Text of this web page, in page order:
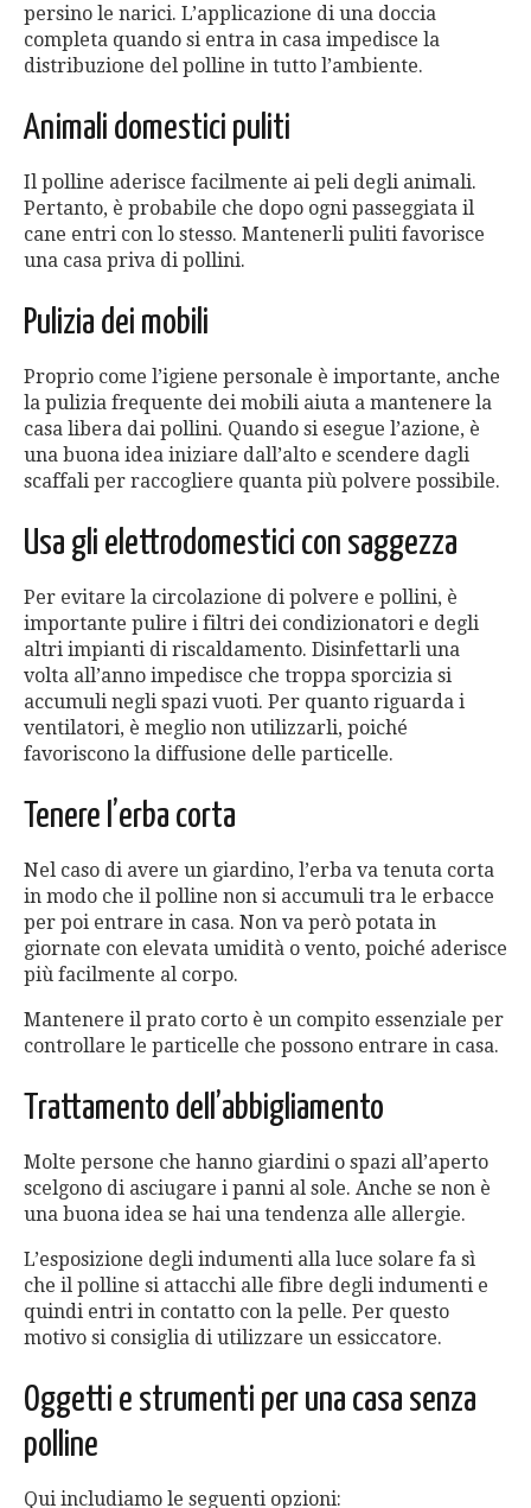
persino le narici. L’applicazione di una doccia
completa quando si entra in casa impedisce la
distribuzione del polline in tutto l’ambiente.
Animali domestici puliti
Il polline aderisce facilmente ai peli degli animali.
Pertanto, è probabile che dopo ogni passeggiata il
cane entri con lo stesso. Mantenerli puliti favorisce
una casa priva di pollini.
Pulizia dei mobili
Proprio come l’igiene personale è importante, anche
la pulizia frequente dei mobili aiuta a mantenere la
casa libera dai pollini. Quando si esegue l’azione, è
una buona idea iniziare dall’alto e scendere dagli
scaffali per raccogliere quanta più polvere possibile.
Usa gli elettrodomestici con saggezza
Per evitare la circolazione di polvere e pollini, è
importante pulire i filtri dei condizionatori e degli
altri impianti di riscaldamento. Disinfettarli una
volta all’anno impedisce che troppa sporcizia si
accumuli negli spazi vuoti. Per quanto riguarda i
ventilatori, è meglio non utilizzarli, poiché
favoriscono la diffusione delle particelle.
Tenere l’erba corta
Nel caso di avere un giardino, l’erba va tenuta corta
in modo che il polline non si accumuli tra le erbacce
per poi entrare in casa. Non va però potata in
giornate con elevata umidità o vento, poiché aderisce
più facilmente al corpo.
Mantenere il prato corto è un compito essenziale per
controllare le particelle che possono entrare in casa.
Trattamento dell’abbigliamento
Molte persone che hanno giardini o spazi all’aperto
scelgono di asciugare i panni al sole. Anche se non è
una buona idea se hai una tendenza alle allergie.
L’esposizione degli indumenti alla luce solare fa sì
che il polline si attacchi alle fibre degli indumenti e
quindi entri in contatto con la pelle. Per questo
motivo si consiglia di utilizzare un essiccatore.
Oggetti e strumenti per una casa senza
polline
Qui includiamo le seguenti opzioni: